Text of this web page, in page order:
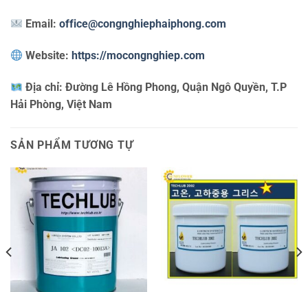
Email:office@congnghiephaiphong.com
Website: https://mocongnghiep.com
Địa chỉ:Đường Lê Hồng Phong, Quận Ngô Quyền, T.P
Hải Phòng, Việt Nam
SẢN PHẨM TƯƠNG TỰ